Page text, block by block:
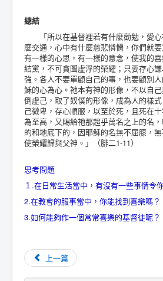
總結
「所以在基督裡若有什麼勸勉，愛心
麼交通，心中有什麼慈悲憐憫，你們就
有一樣的心思，有一樣的意念，使我的
結黨，不可貪圖虛浮的榮耀；只要存心
強。各人不要單顧自己的事，也要顧別
穌的心為心。祂本有神的形像，不以自
倒虛己，取了奴僕的形像，成為人的樣
己微卑，存心順服，以至於死，且死在
為至高，又賜給祂那超乎萬名之上的名
的和地底下的，因耶穌的名無不屈膝，
使榮耀歸與父神。」（腓二1-11）
思考問題
１.在日常生活當中，有沒有一些事情令
2.在教會的服事當中，你能找到喜樂嗎？
3.如何能夠作一個常常喜樂的基督徒呢？
上一篇